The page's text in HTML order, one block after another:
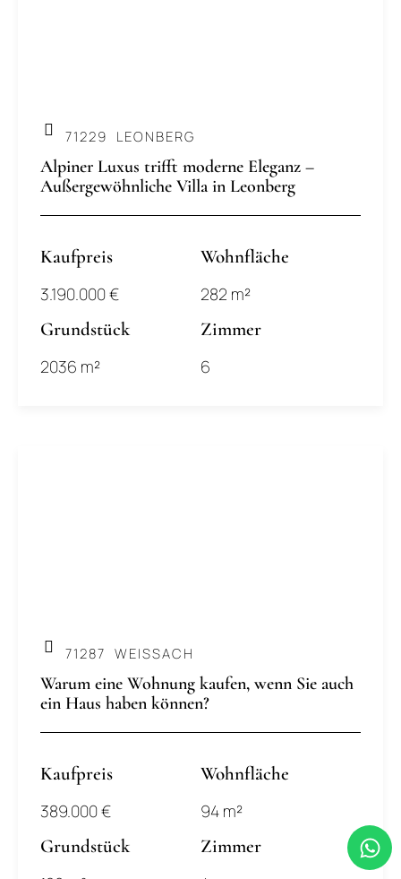
71229 LEONBERG
Alpiner Luxus trifft moderne Eleganz –
Außergewöhnliche Villa in Leonberg
Kaufpreis
3.190.000 €
Wohnfläche
282 m²
Grundstück
2036 m²
Zimmer
6
71287 WEISSACH
Warum eine Wohnung kaufen, wenn Sie auch
ein Haus haben können?
Kaufpreis
389.000 €
Wohnfläche
94 m²
Grundstück Zimmer